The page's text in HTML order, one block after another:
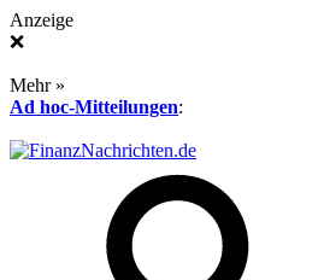
Anzeige
❌
Mehr »
Ad hoc-Mitteilungen: